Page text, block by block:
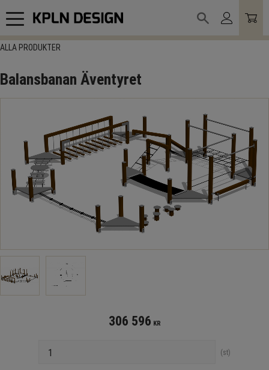
Meny
ALLA PRODUKTER
Balansbanan Äventyret
306 596 KR
st